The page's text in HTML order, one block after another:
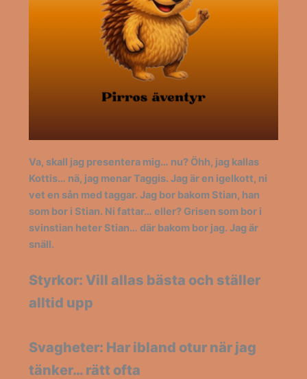
Va, skall jag presentera mig… nu? Öhh, jag kallas
Kottis… nä, jag menar Taggis. Jag är en igelkott, ni
vet en sån med taggar. Jag bor bakom Stian, han
som bor i Stian. Ni fattar… eller? Grisen som bor i
svinstian heter Stian… där bakom bor jag. Jag är
snäll.
Styrkor: Vill allas bästa och ställer
alltid upp
Svagheter: Har ibland otur när jag
tänker… rätt ofta